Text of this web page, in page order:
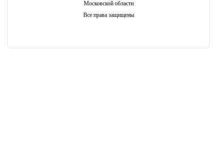
Московской области
Все права защищены